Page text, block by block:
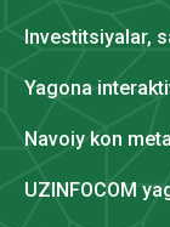
Investitsiyalar,
Yagona
Navoiy kon
UZINFOCOM